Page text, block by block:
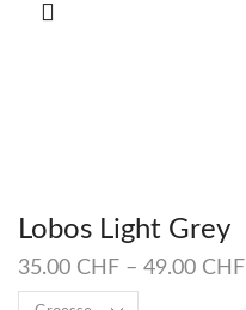
Lobos Light Grey
35.00 CHF – 49.00 CHF